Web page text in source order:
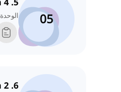
05
الوحدة 7 - الدرس 4
6. Unit 8 - Lesson 2